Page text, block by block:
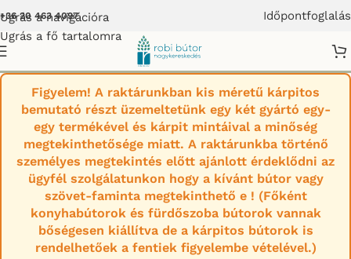
Ugrás a navigációra
Ugrás a fő tartalomra
+36 20 463 4097 Időpontfoglalás
Puffok
Figyelem! A raktárunkban kis méretű kárpitos
bemutató részt üzemeltetünk egy két gyártó egy-
egy termékével és kárpit mintáival a minőség
megtekinthetősége miatt. A raktárunkba történő
személyes megtekintés előtt ajánlott érdeklődni az
ügyfél szolgálatunkon hogy a kívánt bútor vagy
szövet-faminta megtekinthető e ! (Főként
konyhabútorok és fürdőszoba bútorok vannak
bőségesen kiállítva de a kárpitos bútorok is
rendelhetőek a fentiek figyelembe vételével.)